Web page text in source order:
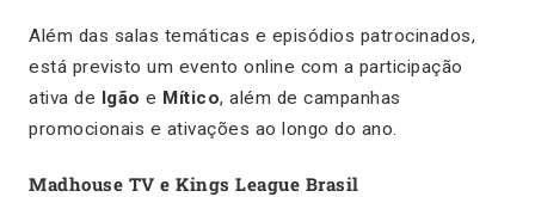
Além das salas temáticas e episódios patrocinados,
está previsto um evento online com a participação
ativa de Igão e Mítico, além de campanhas
promocionais e ativações ao longo do ano.
Madhouse TV e Kings League Brasil